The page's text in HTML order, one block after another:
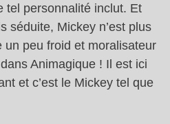
tel personnalité inclut. Et
séduite, Mickey n’est plus
peu froid et moralisateur
Animagique ! Il est ici
et c’est le Mickey tel que